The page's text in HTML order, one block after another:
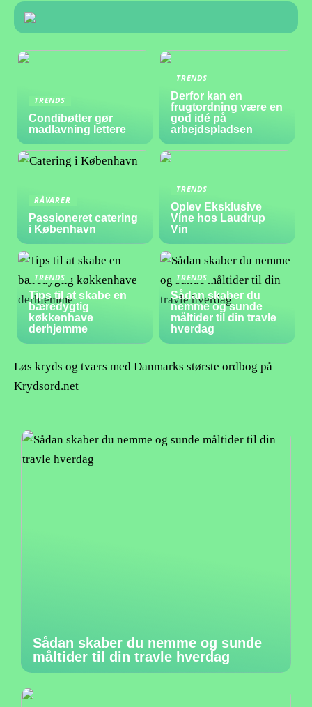
TRENDS
Condibøtter gør
madlavning lettere
TRENDS
Derfor kan en
frugtordning være en
god idé på
arbejdspladsen
RÅVARER
Passioneret catering
i København
TRENDS
Oplev Eksklusive
Vine hos Laudrup
Vin
TRENDS
Tips til at skabe en
bæredygtig
køkkenhave
derhjemme
TRENDS
Sådan skaber du
nemme og sunde
måltider til din travle
hverdag
Løs kryds og tværs med Danmarks største ordbog på
Krydsord.net
Sådan skaber du nemme og sunde
måltider til din travle hverdag